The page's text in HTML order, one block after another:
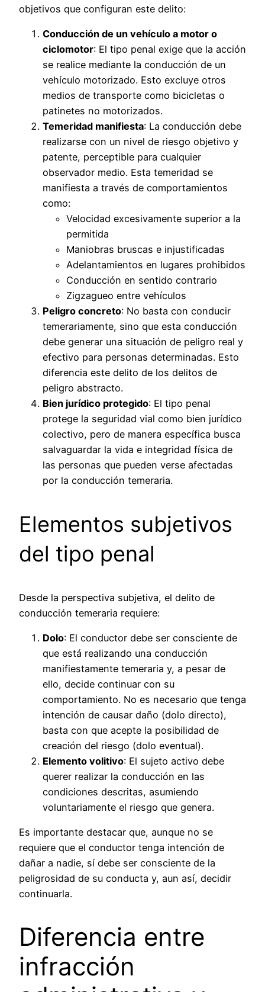
objetivos que configuran este delito:
Conducción de un vehículo a motor o
ciclomotor: El tipo penal exige que la acción
se realice mediante la conducción de un
vehículo motorizado. Esto excluye otros
medios de transporte como bicicletas o
patinetes no motorizados.
Temeridad manifiesta: La conducción debe
realizarse con un nivel de riesgo objetivo y
patente, perceptible para cualquier
observador medio. Esta temeridad se
manifiesta a través de comportamientos
como:
Velocidad excesivamente superior a la
permitida
Maniobras bruscas e injustificadas
Adelantamientos en lugares prohibidos
Conducción en sentido contrario
Zigzagueo entre vehículos
Peligro concreto: No basta con conducir
temerariamente, sino que esta conducción
debe generar una situación de peligro real y
efectivo para personas determinadas. Esto
diferencia este delito de los delitos de
peligro abstracto.
Bien jurídico protegido: El tipo penal
protege la seguridad vial como bien jurídico
colectivo, pero de manera específica busca
salvaguardar la vida e integridad física de
las personas que pueden verse afectadas
por la conducción temeraria.
Elementos subjetivos
del tipo penal
Desde la perspectiva subjetiva, el delito de
conducción temeraria requiere:
Dolo: El conductor debe ser consciente de
que está realizando una conducción
manifiestamente temeraria y, a pesar de
ello, decide continuar con su
comportamiento. No es necesario que tenga
intención de causar daño (dolo directo),
basta con que acepte la posibilidad de
creación del riesgo (dolo eventual).
Elemento volitivo: El sujeto activo debe
querer realizar la conducción en las
condiciones descritas, asumiendo
voluntariamente el riesgo que genera.
Es importante destacar que, aunque no se
requiere que el conductor tenga intención de
dañar a nadie, sí debe ser consciente de la
peligrosidad de su conducta y, aun así, decidir
continuarla.
Diferencia entre
infracción